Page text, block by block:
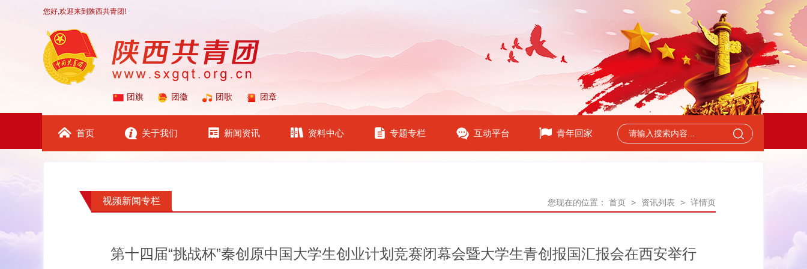
您好,欢迎来到陕西共青团!
团旗 团徽 团歌 团章
首页 关于我们 新闻资讯 资料中心 专题专栏 互动平台 青年回家
视频新闻专栏 您现在的位置： 首页 > 资讯列表 > 详情页
第十四届“挑战杯”秦创原中国大学生创业计划竞赛闭幕会暨大学生青创报国汇报会在西安举行